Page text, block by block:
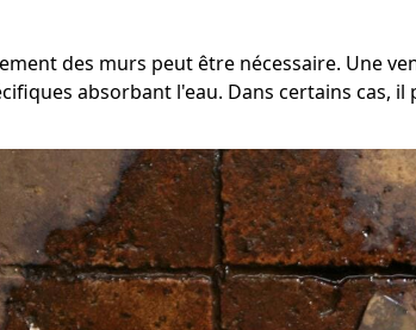
des murs peut être nécessaire. Une
absorbant l'eau. Dans certains cas,